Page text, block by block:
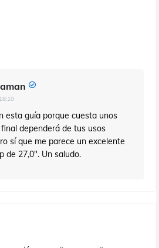
esta guía porque cuesta unos
dependerá de tus usos
sí que me parece un excelente
de 27,0". Un saludo.